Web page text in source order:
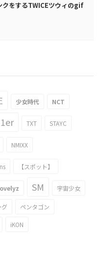
クをするTWICEツウィのgif
少女時代 NCT
TXT STAYC
NMIXX
【スポット】
SM 宇宙少女
ペンタゴン
iKON